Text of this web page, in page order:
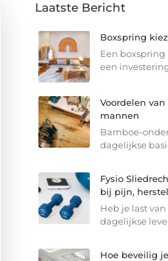
Laatste Bericht
Boxspring
Een boxspring
een
Voordelen
mannen
Bamboe-
dagelijkse
Fysio
bij pijn,
Heb je last
dagelijkse
Hoe beveilig